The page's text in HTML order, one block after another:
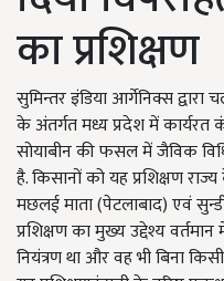
का प्रशिक्षण
सुमिन्तर इंडिया आर्गेनिक्स
के अंतर्गत मध्य प्रदेश में कार्यरत
सोयाबीन की फसल में जैविक
है. किसानों को यह प्रशिक्षण
मछलई माता (पेटलाबाद) एवं
प्रशिक्षण का मुख्य उद्देश्य
नियंत्रण था और वह भी बिना